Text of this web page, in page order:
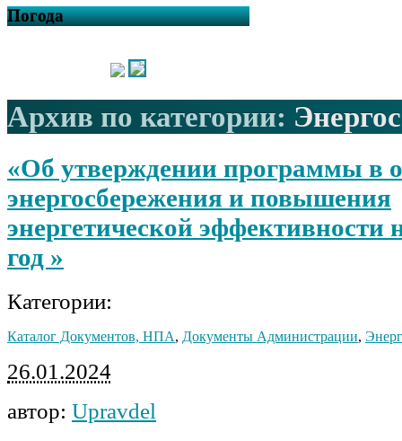
Погода
Архив по категории:
«Об утверждении программы в
энергосбережения и повышения
энергетической эффективности
год »
Категории:
Каталог Документов, НПА, Документы Администрации,
26.01.2024
автор: Upravdel